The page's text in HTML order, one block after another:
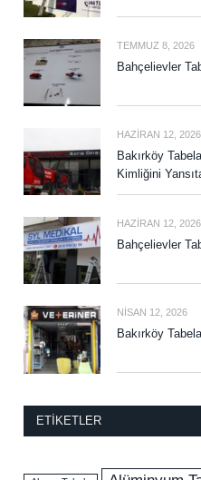
TEMMUZ 8, 2026
Bahçelievler
HAZIRAN 12, 2026
Bakırköy
Kimliğini
HAZIRAN 12, 2026
Bahçelievler
NISAN 12, 2026
Bakırköy
ETIKETLER